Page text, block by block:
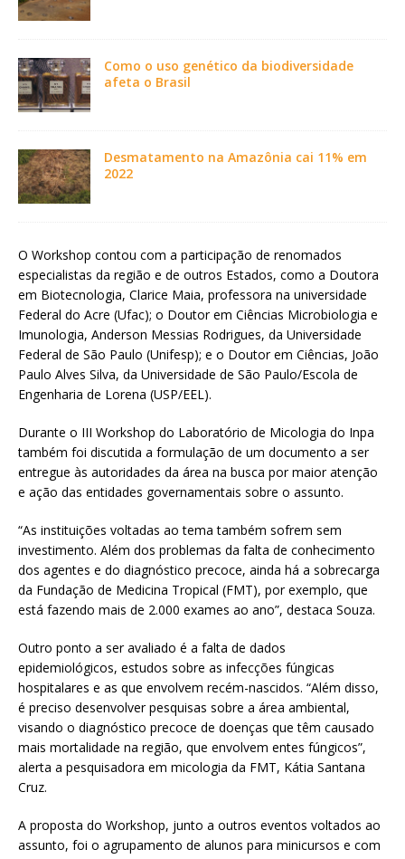
Como o uso genético da biodiversidade
afeta o Brasil
Desmatamento na Amazônia cai 11% em
2022
O Workshop contou com a participação de renomados
especialistas da região e de outros Estados, como a Doutora
em Biotecnologia, Clarice Maia, professora na universidade
Federal do Acre (Ufac); o Doutor em Ciências Microbiologia e
Imunologia, Anderson Messias Rodrigues, da Universidade
Federal de São Paulo (Unifesp); e o Doutor em Ciências, João
Paulo Alves Silva, da Universidade de São Paulo/Escola de
Engenharia de Lorena (USP/EEL).
Durante o III Workshop do Laboratório de Micologia do Inpa
também foi discutida a formulação de um documento a ser
entregue às autoridades da área na busca por maior atenção
e ação das entidades governamentais sobre o assunto.
“As instituições voltadas ao tema também sofrem sem
investimento. Além dos problemas da falta de conhecimento
dos agentes e do diagnóstico precoce, ainda há a sobrecarga
da Fundação de Medicina Tropical (FMT), por exemplo, que
está fazendo mais de 2.000 exames ao ano”, destaca Souza.
Outro ponto a ser avaliado é a falta de dados
epidemiológicos, estudos sobre as infecções fúngicas
hospitalares e as que envolvem recém-nascidos. “Além disso,
é preciso desenvolver pesquisas sobre a área ambiental,
visando o diagnóstico precoce de doenças que têm causado
mais mortalidade na região, que envolvem entes fúngicos”,
alerta a pesquisadora em micologia da FMT, Kátia Santana
Cruz.
A proposta do Workshop, junto a outros eventos voltados ao
assunto, foi o agrupamento de alunos para minicursos e com